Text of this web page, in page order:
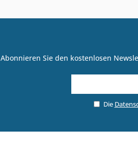
Abonnieren Sie den kostenlosen
Die